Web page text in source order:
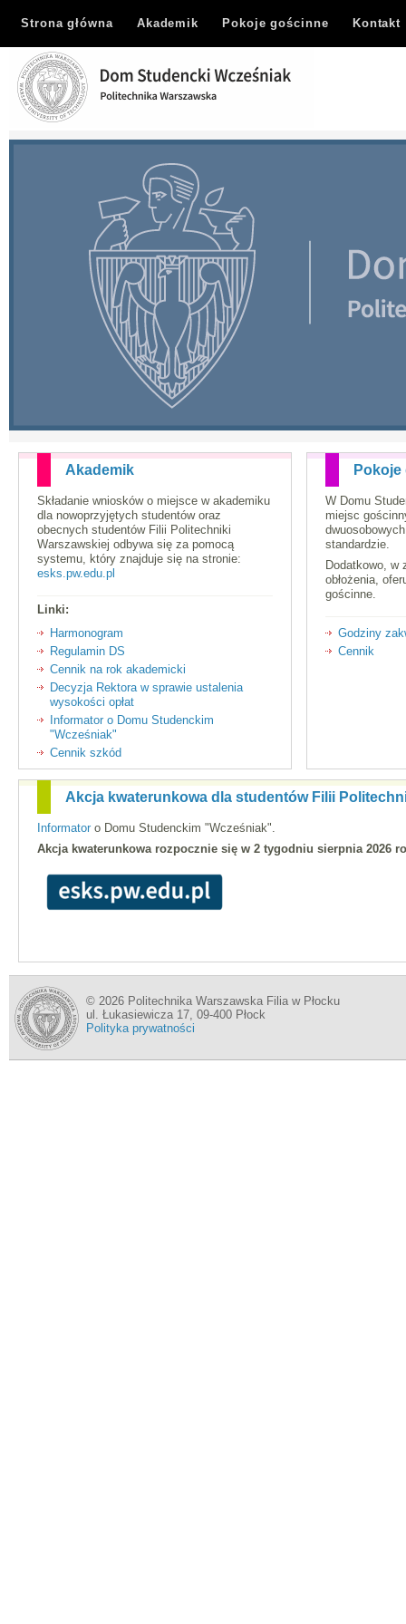
Strona główna Akademik Pokoje gościnne Kontakt
Akademik
Składanie wniosków o miejsce w akademiku
dla nowoprzyjętych studentów oraz
obecnych studentów Filii Politechniki
Warszawskiej odbywa się za pomocą
systemu, który znajduje się na stronie:
esks.pw.edu.pl
Linki:
Harmonogram
Regulamin DS
Cennik na rok akademicki
Decyzja Rektora w sprawie ustalenia
wysokości opłat
Informator o Domu Studenckim
"Wcześniak"
Cennik szkód
W Domu
miejsc
standardzie.
Dodatkowo, w
obłożenia,
gościnne.
Godziny
Cennik
Akcja kwaterunkowa dla studentów Filii
Informator o Domu Studenckim "Wcześniak".
Akcja kwaterunkowa rozpocznie się w 2 tygodniu sierpnia 2026
© 2026 Politechnika Warszawska Filia w Płocku
ul. Łukasiewicza 17, 09-400 Płock
Polityka prywatności